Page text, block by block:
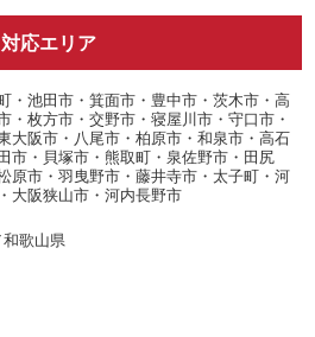
対応エリア
・池田市・箕面市・豊中市・茨木市・高
・枚方市・交野市・寝屋川市・守口市・
大阪市・八尾市・柏原市・和泉市・高石
市・貝塚市・熊取町・泉佐野市・田尻
原市・羽曳野市・藤井寺市・太子町・河
大阪狭山市・河内長野市
歌山県